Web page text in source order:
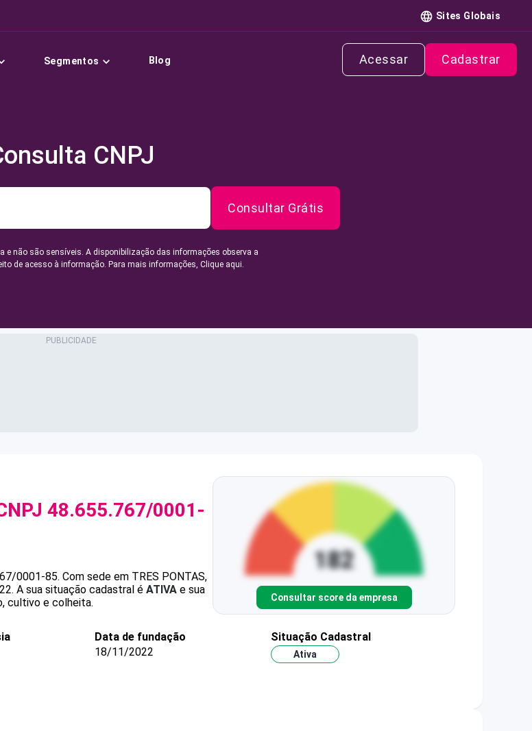
Sites Globais
Segmentos Blog Acessar Cadastrar
CNPJ
Consultar Grátis
e não são sensíveis. A disponibilização das informações observa a
de acesso à informação. Para mais informações, Clique aqui.
48.655.767/0001-
0001-85. Com sede em TRES PONTAS,
A sua situação cadastral é ATIVA e sua
cultivo e colheita.
Consultar score da empresa
Data de fundação
18/11/2022
Situação Cadastral
Ativa